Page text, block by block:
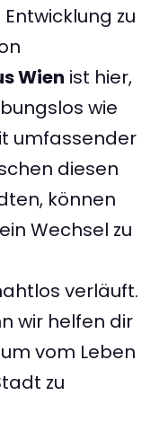
zu
Wien ist hier,
wie
umfassender
diesen
können
Wechsel zu
verläuft.
wir helfen dir
vom Leben
zu